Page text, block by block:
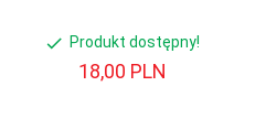
Produkt dostępny!
18,00 PLN